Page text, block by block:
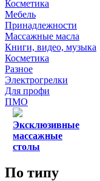
Косметика
Мебель
Принадлежности
Массажные масла
Книги, видео, музыка
Косметика
Разное
Электрогрелки
Для профи
ПМО
Эксклюзивные
массажные
столы
По типу